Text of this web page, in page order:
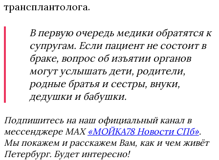
трансплантолога.
В первую очередь медики обратятся к
супругам. Если пациент не состоит в
браке, вопрос об изъятии органов
могут услышать дети, родители,
родные братья и сестры, внуки,
дедушки и бабушки.
Подпишитесь на наш официальный канал в
мессенджере MAX«МОЙКА78 Новости СПб».
Мы покажем и расскажем Вам, как и чем живёт
Петербург. Будет интересно!